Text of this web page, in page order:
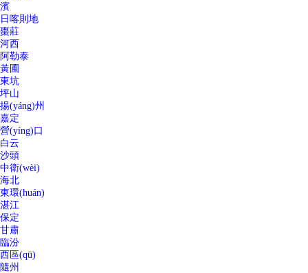
濱
日喀則地
棗莊
河西
阿勒泰
黃圃
東坑
坪山
揚(yáng)州
嘉定
營(yíng)口
白云
沙頭
中衛(wèi)
海北
東環(huán)
湛江
保定
甘肅
臨汾
西區(qū)
隨州